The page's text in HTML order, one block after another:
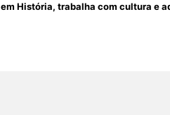
História, trabalha com cultura e